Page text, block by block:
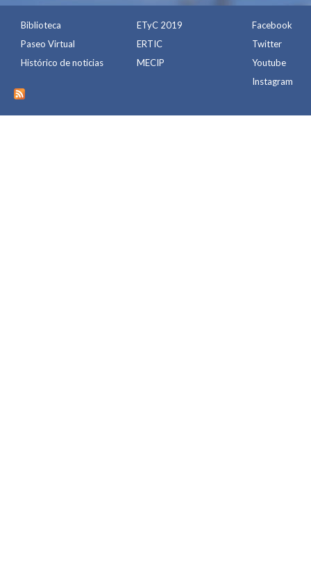
Biblioteca
Paseo Virtual
Histórico de noticias
ETyC 2019
ERTIC
MECIP
Facebook
Twitter
Youtube
Instagram